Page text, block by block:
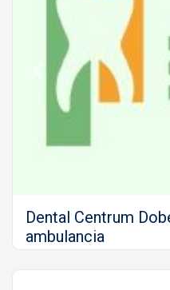
Dental Centrum
ambulancia
Predch.